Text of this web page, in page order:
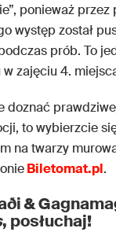
ponieważ
występ został
prób. To
w zajęciu 4.
doznać
to wybierzcie
na twarzy
Biletomat.pl.
&
, posłuchaj!